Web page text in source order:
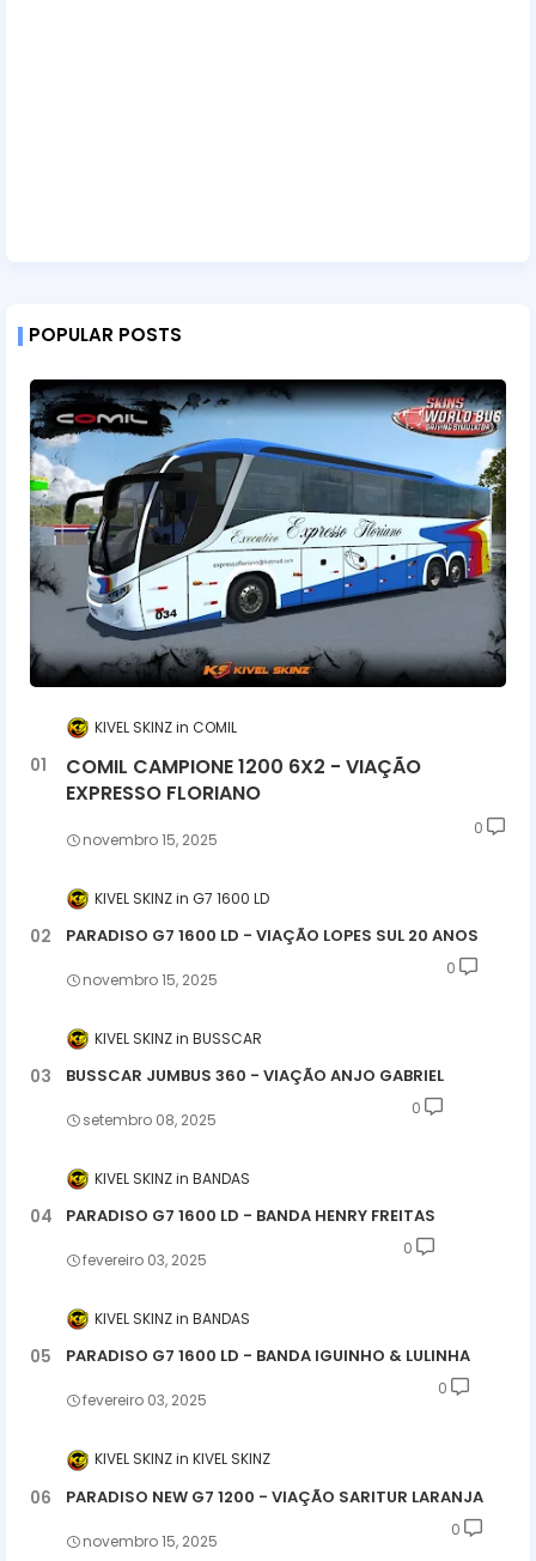
POPULAR POSTS
KIVEL SKINZ COMIL
COMIL CAMPIONE 1200 6X2 - VIAÇÃO
EXPRESSO FLORIANO
novembro 15, 2025
0
KIVEL SKINZ G7 1600 LD
PARADISO G7 1600 LD - VIAÇÃO LOPES SUL 20 ANOS
novembro 15, 2025
0
KIVEL SKINZ BUSSCAR
BUSSCAR JUMBUS 360 - VIAÇÃO ANJO GABRIEL
setembro 08, 2025
0
KIVEL SKINZ BANDAS
PARADISO G7 1600 LD - BANDA HENRY FREITAS
fevereiro 03, 2025
0
KIVEL SKINZ BANDAS
PARADISO G7 1600 LD - BANDA IGUINHO & LULINHA
fevereiro 03, 2025
0
KIVEL SKINZ KIVEL SKINZ
PARADISO NEW G7 1200 - VIAÇÃO SARITUR LARANJA
novembro 15, 2025
0